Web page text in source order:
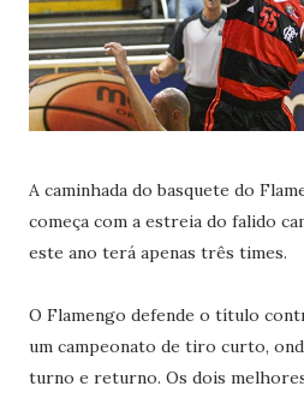
A caminhada do basquete do
começa com a estreia do falido
este ano terá apenas três times.
O Flamengo defende o título
um campeonato de tiro curto,
turno e returno. Os dois